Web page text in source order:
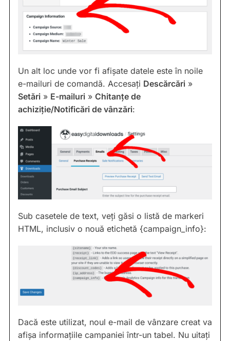
Un alt loc unde vor fi afișate datele este în noile
e-mailuri de comandă. Accesați Descărcări »
Setări » E-mailuri » Chitanțe de
achiziție/Notificări de vânzări:
Sub casetele de text, veți găsi o listă de markeri
HTML, inclusiv o nouă etichetă {campaign_info}:
Dacă este utilizat, noul e-mail de vânzare creat va
afișa informațiile campaniei într-un tabel. Nu uitați